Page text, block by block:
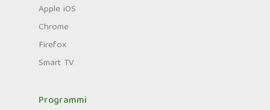
Apple iOS
Chrome
Firefox
Smart TV
Programmi